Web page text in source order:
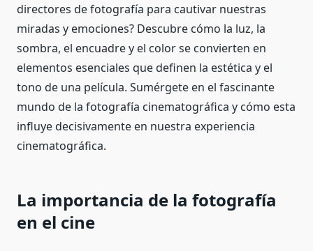
directores de fotografía para cautivar nuestras
miradas y emociones? Descubre cómo la luz, la
sombra, el encuadre y el color se convierten en
elementos esenciales que definen la estética y el
tono de una película. Sumérgete en el fascinante
mundo de la fotografía cinematográfica y cómo esta
influye decisivamente en nuestra experiencia
cinematográfica.
La importancia de la fotografía
en el cine